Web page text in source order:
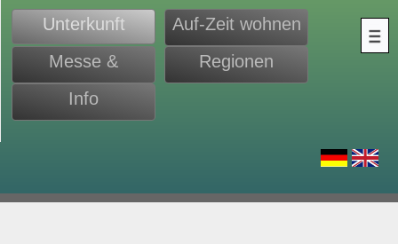
Unterkunft
Auf-Zeit wohnen
Messe &
Monteure
Regionen
Info